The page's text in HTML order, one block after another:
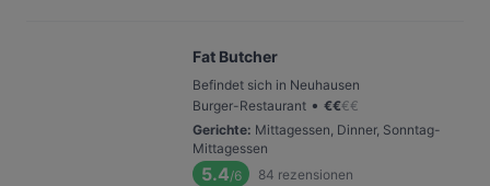
Fat Butcher
Befindet sich in Neuhausen
Burger-Restaurant • €€€€
Gerichte: Mittagessen, Dinner, Sonntag-
Mittagessen
5.4/6 84 rezensionen